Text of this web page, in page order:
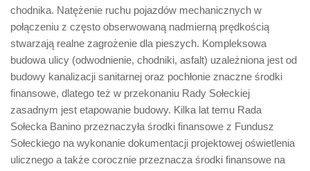
chodnika. Natężenie ruchu pojazdów mechanicznych w
połączeniu z często obserwowaną nadmierną prędkością
stwarzają realne zagrożenie dla pieszych. Kompleksowa
budowa ulicy (odwodnienie, chodniki, asfalt) uzależniona jest od
budowy kanalizacji sanitarnej oraz pochłonie znaczne środki
finansowe, dlatego też w przekonaniu Rady Sołeckiej
zasadnym jest etapowanie budowy. Kilka lat temu Rada
Sołecka Banino przeznaczyła środki finansowe z Fundusz
Sołeckiego na wykonanie dokumentacji projektowej oświetlenia
ulicznego a także corocznie przeznacza środki finansowe na